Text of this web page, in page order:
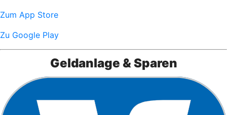
Zum App Store
Zu Google Play
Geldanlage & Sparen